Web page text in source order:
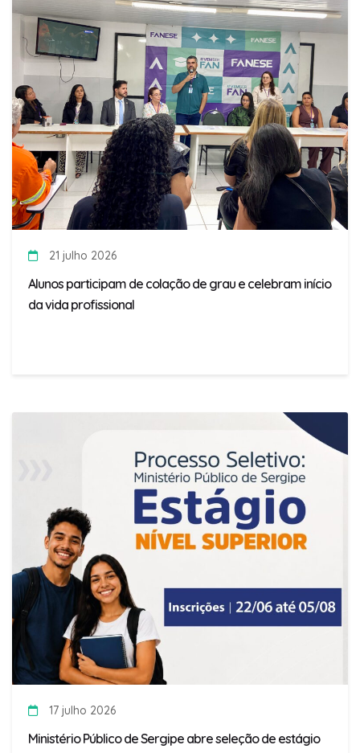
21 julho 2026
Alunos participam de colação de grau e celebram início
da vida profissional
17 julho 2026
Ministério Público de Sergipe abre seleção de estágio